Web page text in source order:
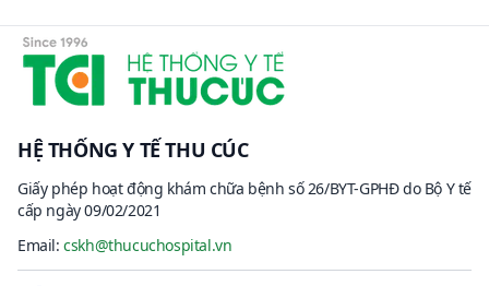
HỆ THỐNG Y TẾ THU CÚC
Giấy phép hoạt động khám chữa bệnh số 26/BYT-GPHĐ do Bộ Y tế
cấp ngày 09/02/2021
Email:cskh@thucuchospital.vn